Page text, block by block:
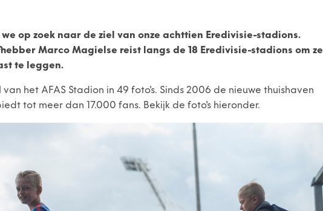
we op zoek naar de ziel van onze achttien Eredivisie-stadions.
Marco Magielse reist langs de 18 Eredivisie-stadions om ze
te leggen.
het AFAS Stadion in 49 foto's. Sinds 2006 de nieuwe thuishaven
tot meer dan 17.000 fans. Bekijk de foto's hieronder.